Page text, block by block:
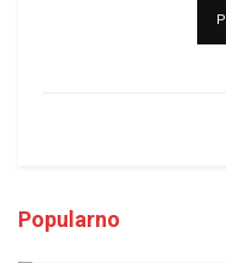
Popularno